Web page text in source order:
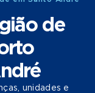
de
unidades e